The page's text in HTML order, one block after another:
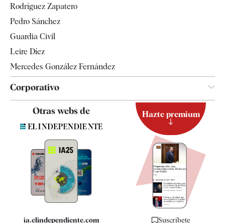
Televisión
Rodríguez Zapatero
Pedro Sánchez
Guardia Civil
Leire Díez
Mercedes González Fernández
Corporativo
Quiénes somos
Especificaciones
Otras webs de
ia.elindependiente.com
Hazte premium
Suscríbete